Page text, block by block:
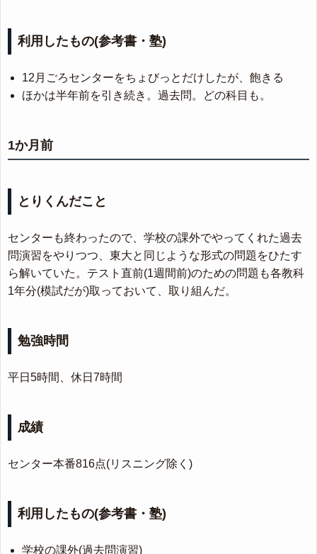
利用したもの(参考書・塾)
12月ごろセンターをちょびっとだけしたが、飽きる
ほかは半年前を引き続き。過去問。どの科目も。
1か月前
とりくんだこと
センターも終わったので、学校の課外でやってくれた過去
問演習をやりつつ、東大と同じような形式の問題をひたす
ら解いていた。テスト直前(1週間前)のための問題も各教科
1年分(模試だが)取っておいて、取り組んだ。
勉強時間
平日5時間、休日7時間
成績
センター本番816点(リスニング除く)
利用したもの(参考書・塾)
学校の課外(過去問演習)